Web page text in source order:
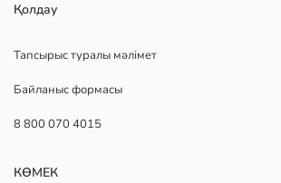
Қолдау
Тапсырыс туралы мәлімет
Байланыс формасы
8 800 070 4015
КӨМЕК